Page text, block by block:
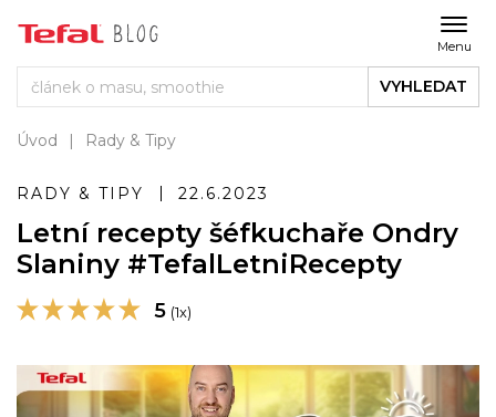
Menu
VYHLEDAT
Úvod Rady & Tipy
RADY & TIPY 22.6.2023
Letní recepty šéfkuchaře Ondry
Slaniny #TefalLetniRecepty
5 (1x)